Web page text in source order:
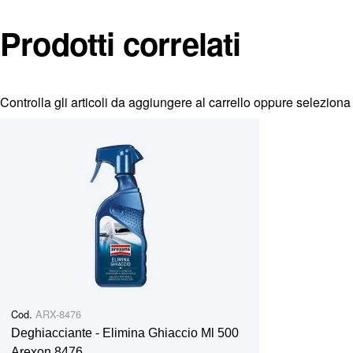
285/35R22 275/60R17 275/65R18 295/45R19 275/
295/40R22 285/65R17 285/50R20 285/45R21 305/
Prodotti correlati
Controlla gli articoli da aggiungere al carrello oppureseleziona
Cod. ARX-8476
Deghiacciante - Elimina Ghiaccio Ml 500